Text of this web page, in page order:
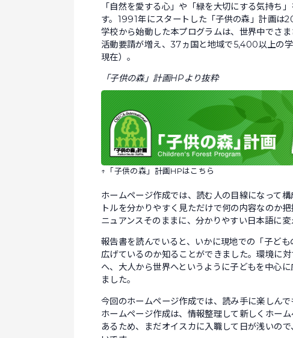
「自然を愛する心」や「緑を大切にする気持ち
す。1991年にスタートした「子供の森」計画は
学校から始動した本プログラムは、世界中でさ
活動要請が増え、37ヵ国と地域で5,400以上の
現在）。
「子供の森」計画HPより抜粋
↑「子供の森」計画HPはこちら
ホームページ作成では、読む人の目線になって
トルを分かりやすく見ただけで何の内容なのか
ニュアンスそのままに、分かりやすい日本語に
報告書を読んでいると、いかに現地での「子ど
広げているのか知ることができました。環境に
へ、大人から世界へというように子どもを中心
ました。
今回のホームページ作成では、読み手に楽しん
ホームページ作成は、情報整理して新しくホー
あるため、まだオイスカに入職して日が浅いの